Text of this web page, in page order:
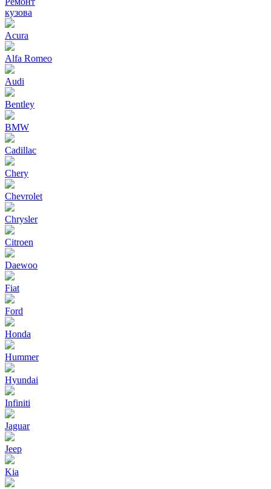
кузова
Acura
Alfa Romeo
Audi
Bentley
BMW
Cadillac
Chery
Chevrolet
Chrysler
Citroen
Daewoo
Fiat
Ford
Honda
Hummer
Hyundai
Infiniti
Jaguar
Jeep
Kia